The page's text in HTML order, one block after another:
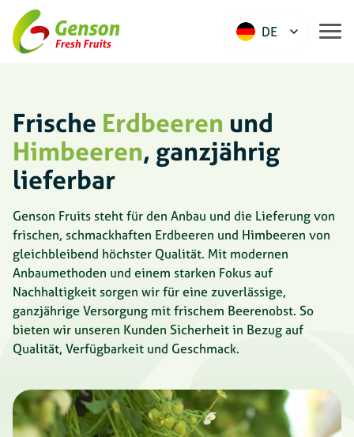
DE
Frische Erdbeeren und
Himbeeren, ganzjährig
lieferbar
Genson Fruits steht für den Anbau und die Lieferung von
frischen, schmackhaften Erdbeeren und Himbeeren von
gleichbleibend höchster Qualität. Mit modernen
Anbaumethoden und einem starken Fokus auf
Nachhaltigkeit sorgen wir für eine zuverlässige,
ganzjährige Versorgung mit frischem Beerenobst. So
bieten wir unseren Kunden Sicherheit in Bezug auf
Qualität, Verfügbarkeit und Geschmack.